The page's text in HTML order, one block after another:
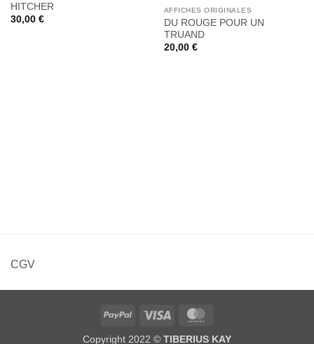
HITCHER
30,00 €
AFFICHES ORIGINALES
DU ROUGE POUR UN
TRUAND
20,00 €
CGV
PayPal Visa
Copyright 2022 © TIBERIUS KAY